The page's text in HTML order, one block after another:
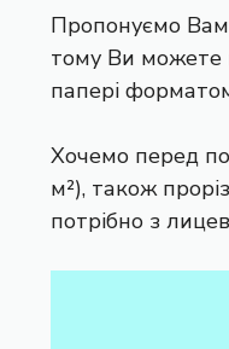
Пропонуємо Вам
тому Ви можете
папері
Хочемо перед
м²), також
потрібно з